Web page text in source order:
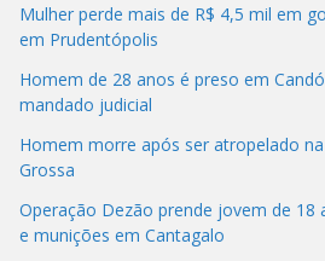
Mulher perde mais de R$ 4,5 mil em
em Prudentópolis
Homem de 28 anos é preso em
mandado judicial
Homem morre após ser atropelado
Grossa
Operação Dezão prende jovem de 18
e munições em Cantagalo